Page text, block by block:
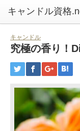
キャンドル資格
キャンドル
究極の香り！